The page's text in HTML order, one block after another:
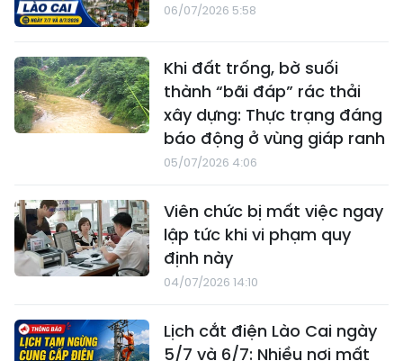
06/07/2026 5:58
Khi đất trống, bờ suối
thành “bãi đáp” rác thải
xây dựng: Thực trạng đáng
báo động ở vùng giáp ranh
05/07/2026 4:06
Viên chức bị mất việc ngay
lập tức khi vi phạm quy
định này
04/07/2026 14:10
Lịch cắt điện Lào Cai ngày
5/7 và 6/7: Nhiều nơi mất